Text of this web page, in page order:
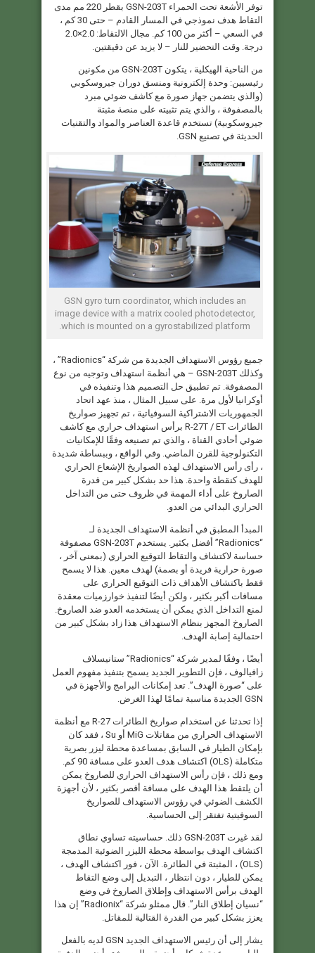
توفر الأشعة تحت الحمراء GSN-203T بقطر 220 مم مدى
التقاط هدف نموذجي في المسار القادم – حتى 30 كم ،
في السعي – أكثر من 100 كم. مجال الالتقاط: 2.0×2.0
درجة. وقت التحضير للنار – لا يزيد عن دقيقتين.
من الناحية الهيكلية ، يتكون GSN-203T من مكونين
رئيسيين: وحدة إلكترونية ومنسق دوران جيروسكوبي
(والذي يتضمن جهاز صورة مع كاشف ضوئي مبرد
بالمصفوفة ، والذي يتم تثبيته على منصة مثبتة
جيروسكوبية) تستخدم قاعدة العناصر والمواد والتقنيات
الحديثة في تصنيع GSN.
GSN gyro turn coordinator, which includes an
image device with a matrix cooled photodetector,
which is mounted on a gyrostabilized platform.
جميع رؤوس الاستهداف الجديدة من شركة “Radionics” ،
وكذلك GSN-203T – هي أنظمة استهداف وتوجيه من نوع
المصفوفة. تم تطبيق حل التصميم هذا وتنفيذه في
أوكرانيا لأول مرة. على سبيل المثال ، منذ عهد اتحاد
الجمهوريات الاشتراكية السوفياتية ، تم تجهيز صواريخ
الطائرات R-27T / ET برأس استهداف حراري مع كاشف
ضوئي أحادي القناة ، والذي تم تصنيعه وفقًا للإمكانيات
التكنولوجية للقرن الماضي. وفي الواقع ، وببساطة شديدة
، رأى رأس الاستهداف لهذه الصواريخ الإشعاع الحراري
للهدف كنقطة واحدة. هذا حد بشكل كبير من قدرة
الصاروخ على أداء المهمة في ظروف حتى من التداخل
الحراري البدائي من العدو.
المبدأ المطبق في أنظمة الاستهداف الجديدة لـ
“Radionics” أفضل بكثير. يستخدم GSN-203T مصفوفة
حساسة لاكتشاف والتقاط التوقيع الحراري (بمعنى آخر ،
صورة حرارية فريدة أو بصمة) لهدف معين. هذا لا يسمح
فقط باكتشاف الأهداف ذات التوقيع الحراري على
مسافات أكبر بكثير ، ولكن أيضًا لتنفيذ خوارزميات معقدة
لمنع التداخل الذي يمكن أن يستخدمه العدو ضد الصاروخ.
الصاروخ المجهز بنظام الاستهداف هذا زاد بشكل كبير من
احتمالية إصابة الهدف.
أيضًا ، وفقًا لمدير شركة “Radionics” ستانيسلاف
زافيالوف ، فإن التطوير الجديد يسمح بتنفيذ مفهوم العمل
على “صورة الهدف”. تعد إمكانات البرامج والأجهزة في
GSN الجديدة مناسبة تمامًا لهذا الغرض.
إذا تحدثنا عن استخدام صواريخ الطائرات R-27 مع أنظمة
الاستهداف الحراري من مقاتلات MiG أو Su ، فقد كان
بإمكان الطيار في السابق بمساعدة محطة ليزر بصرية
متكاملة (OLS) اكتشاف هدف العدو على مسافة 90 كم.
ومع ذلك ، فإن رأس الاستهداف الحراري للصاروخ يمكن
أن يلتقط هذا الهدف على مسافة أقصر بكثير ، لأن أجهزة
الكشف الضوئي في رؤوس الاستهداف للصواريخ
السوفيتية تفتقر إلى الحساسية.
لقد غيرت GSN-203T ذلك. حساسيته تساوي نطاق
اكتشاف الهدف بواسطة محطة الليزر الضوئية المدمجة
(OLS) ، المثبتة في الطائرة. الآن ، فور اكتشاف الهدف ،
يمكن للطيار ، دون انتظار ، التبديل إلى وضع التقاط
الهدف برأس الاستهداف وإطلاق الصاروخ في وضع
“نسيان إطلاق النار”. قال ممثلو شركة “Radionix” إن هذا
يعزز بشكل كبير من القدرة القتالية للمقاتل.
يشار إلى أن رئيس الاستهداف الجديد GSN لديه بالفعل